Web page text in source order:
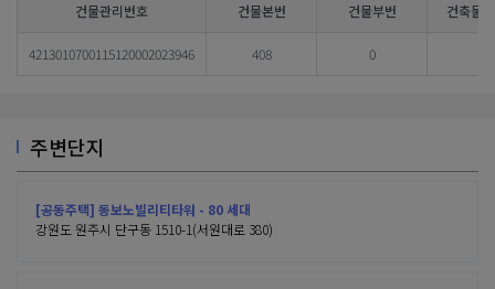
건물관리번호 건물본번 건물부번 건축물
4213010700115120002023946 408 0
주변단지
[공동주택] 동보노빌리티타워 - 80 세대
강원도 원주시 단구동 1510-1(서원대로 380)